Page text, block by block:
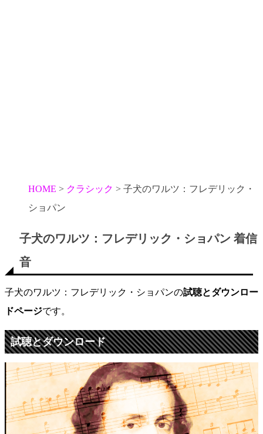
HOME クラシック
子犬のワルツ：フレデリック・
ショパン
子犬のワルツ：フレデリック・ショパン 着信
音
子犬のワルツ：フレデリック・ショパンの試聴とダウンロー
ドページです。
試聴とダウンロード